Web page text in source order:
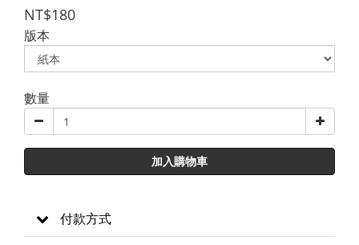
NT$180
版本
數量
加入購物車
付款方式